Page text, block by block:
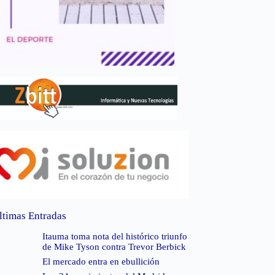
Entradas
Itauma toma nota del histórico triunfo
de Mike Tyson contra Trevor Berbick
El mercado entra en ebullición